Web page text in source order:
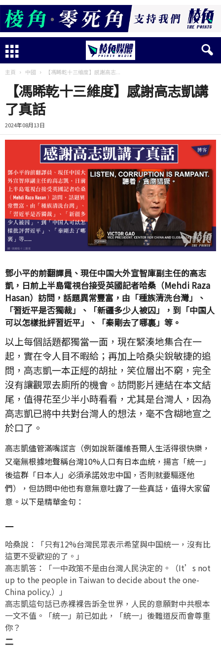
主頁 中國 【馮睎乾十三維度】感謝高志...
【馮睎乾十三維度】感謝高志凱講
了真話
2024年08月13日
鄧小平的前翻譯員、現任中国大外宣智庫副主任的高志
凱，日前上半島電視台接受英國記者哈桑（Mehdi Raza
Hasan）訪問，話題異常豐富，由「種族清洗台灣」、
「習近平是否獨裁」、「新疆多少人被囚」，到「中国人
可以怎樣批評習近平」、「秦剛去了哪裏」等。
以上每個話題都獨當一面，現在緊湊地集合在一
起，實在令人目不暇給；再加上哈桑尖銳敏捷的追
問，高志凱一本正經的胡扯，笑位層出不窮，完全
沒有讓觀眾去廁所的機會。訪問影片連結在本文結
尾，值得花至少半小時看看，尤其是台灣人，因為
高志凱已將中共對台灣人的想法，毫不含糊地宣之
於口了。
高志凱儘管滿嘴謊言（例如說新疆維吾爾人生活得很快樂，
又毫無根據地聲稱台灣10%人口有日本血統，揚言「統一」
後這群「日本人」必須承諾效忠中国，否則就要驅逐他
們），但訪問中他也有意無意吐露了一些真話，值得大家留
意。以下是精華金句：
一
哈桑說：「只有12%台灣民眾表示希望與中国統一，沒有比
這更不受歡迎的了。」
高志凱答：「一中政策不是由台灣人民決定的。（It’s not
up to the people in Taiwan to decide about the one-
China policy.）」
高志凱這句話已赤裸裸告訴全世界，人民的意願對中共根本
一文不值。「統一」前已如此，「統一」後難道反而會尊重
你？
二